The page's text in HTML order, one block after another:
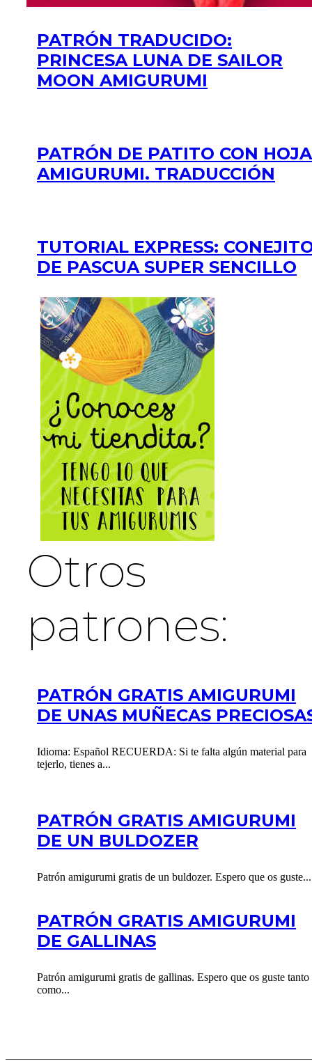
PATRÓN TRADUCIDO:
PRINCESA LUNA DE SAILOR
MOON AMIGURUMI
PATRÓN DE PATITO CON HOJA
AMIGURUMI. TRADUCCIÓN
TUTORIAL EXPRESS:
DE PASCUA SUPER SENCILLO
Otros
patrones:
PATRÓN GRATIS AMIGURUMI
DE UNAS MUÑECAS
Idioma: Español RECUERDA: Si te falta algún material para
tejerlo, tienes a...
PATRÓN GRATIS AMIGURUMI
DE UN BULDOZER
Patrón amigurumi gratis de un buldozer. Espero que os guste...
PATRÓN GRATIS AMIGURUMI
DE GALLINAS
Patrón amigurumi gratis de gallinas. Espero que os guste tanto
como...